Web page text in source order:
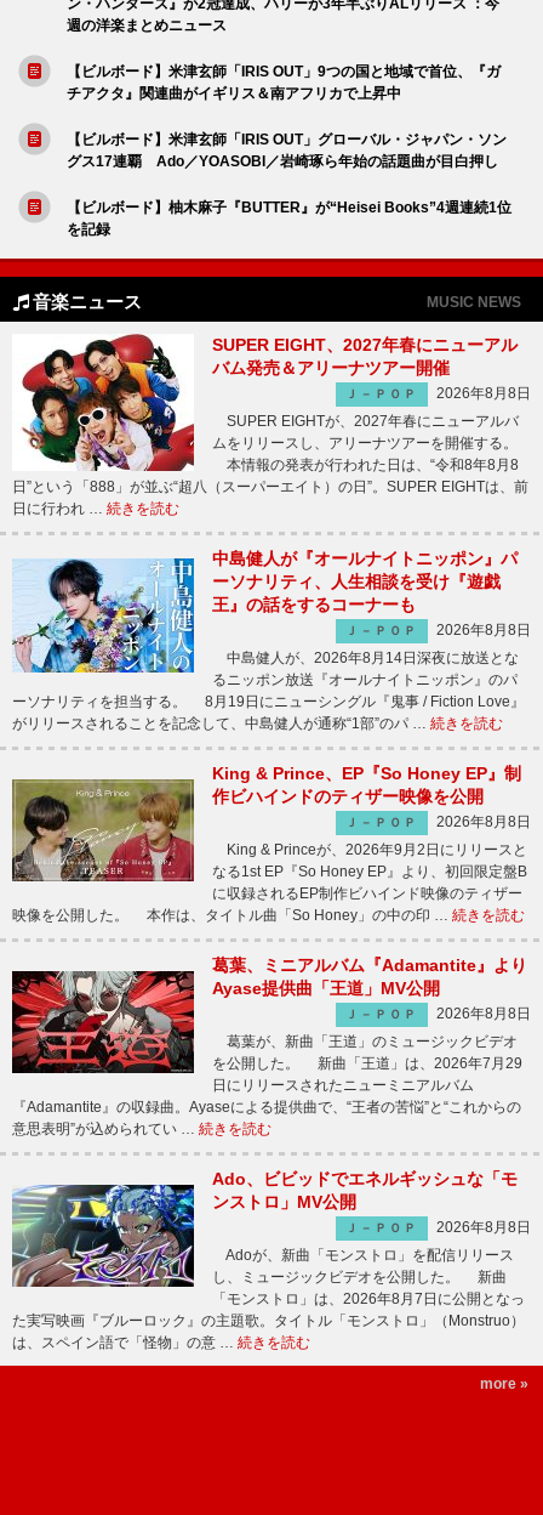
週の洋楽まとめニュース
【ビルボード】米津玄師「IRIS OUT」9つの国と地域で首位、『ガ
チアクタ』関連曲がイギリス＆南アフリカで上昇中
【ビルボード】米津玄師「IRIS OUT」グローバル・ジャパン・ソン
グス17連覇 Ado／YOASOBI／岩崎琢ら年始の話題曲が目白押し
【ビルボード】柚木麻子『BUTTER』が“Heisei Books”4週連続1位
を記録
音楽ニュース MUSIC NEWS
SUPER EIGHT、2027年春にニューアル
バム発売＆アリーナツアー開催
Ｊ－ＰＯＰ
2026年8月8日
SUPER EIGHTが、2027年春にニューアルバ
ムをリリースし、アリーナツアーを開催する。
本情報の発表が行われた日は、“令和8年8月8
日”という「888」が並ぶ“超八（スーパーエイト）の日”。SUPER EIGHTは、前
日に行われ … 続きを読む
中島健人が『オールナイトニッポン』パ
ーソナリティ、人生相談を受け『遊戯
王』の話をするコーナーも
Ｊ－ＰＯＰ
2026年8月8日
中島健人が、2026年8月14日深夜に放送とな
るニッポン放送『オールナイトニッポン』のパ
ーソナリティを担当する。 8月19日にニューシングル『鬼事 / Fiction Love』
がリリースされることを記念して、中島健人が通称“1部”のパ … 続きを読む
King & Prince、EP『So Honey EP』制
作ビハインドのティザー映像を公開
Ｊ－ＰＯＰ
2026年8月8日
King & Princeが、2026年9月2日にリリースと
なる1st EP『So Honey EP』より、初回限定盤B
に収録されるEP制作ビハインド映像のティザー
映像を公開した。 本作は、タイトル曲「So Honey」の中の印 … 続きを読む
葛葉、ミニアルバム『Adamantite』より
Ayase提供曲「王道」MV公開
Ｊ－ＰＯＰ
2026年8月8日
葛葉が、新曲「王道」のミュージックビデオ
を公開した。 新曲「王道」は、2026年7月29
日にリリースされたニューミニアルバム
『Adamantite』の収録曲。Ayaseによる提供曲で、“王者の苦悩”と“これからの
意思表明”が込められてい … 続きを読む
Ado、ビビッドでエネルギッシュな「モ
ンストロ」MV公開
Ｊ－ＰＯＰ
2026年8月8日
Adoが、新曲「モンストロ」を配信リリース
し、ミュージックビデオを公開した。 新曲
「モンストロ」は、2026年8月7日に公開となっ
た実写映画『ブルーロック』の主題歌。タイトル「モンストロ」（Monstruo）
は、スペイン語で「怪物」の意 … 続きを読む
more »